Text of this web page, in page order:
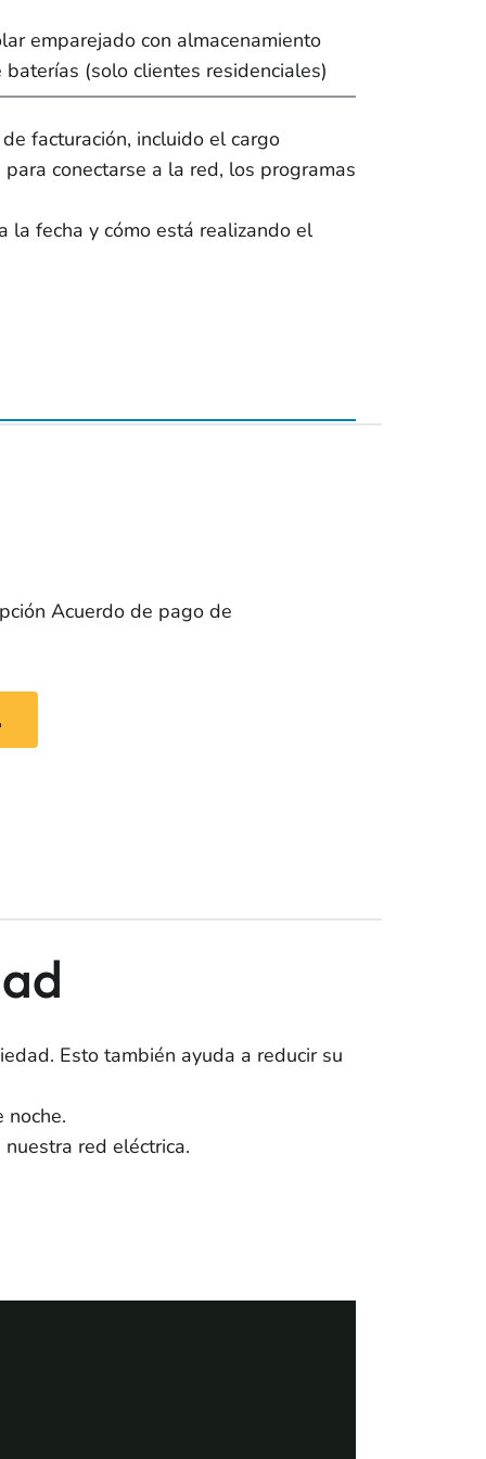
emparejado con almacenamiento
baterías (solo clientes residenciales)
facturación, incluido el cargo
conectarse a la red, los programas
la fecha y cómo está realizando el
Acuerdo de pago de
Esto también ayuda a reducir su
noche.
red eléctrica.